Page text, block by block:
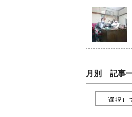
月別 記事